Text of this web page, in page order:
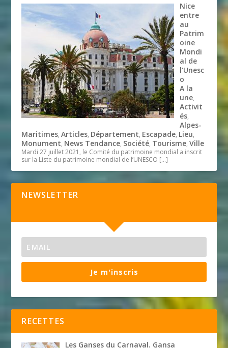
Nice
entre
au
Patrim
oine
Mondi
al de
l’Unesc
o
A la
une,
Activit
és,
Alpes-
Maritimes,Articles, Département, Escapade, Lieu,
Monument, News Tendance, Société, Tourisme,Ville
Mardi 27 juillet 2021, le Comité du patrimoine mondial a inscrit
sur la Liste du patrimoine mondial de l’UNESCO […]
NEWSLETTER
Je m'inscris
RECETTES
Les Ganses du Carnaval. Gansa